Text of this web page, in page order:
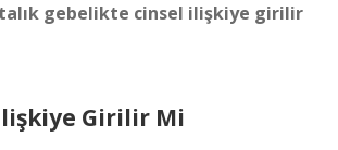
gebelikte cinsel ilişkiye girilir
Girilir Mi